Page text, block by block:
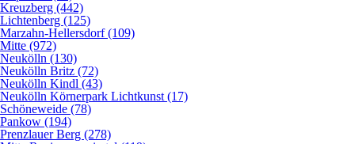
Kreuzberg (442)
Lichtenberg (125)
Marzahn-Hellersdorf (109)
Mitte (972)
Neukölln (130)
Neukölln Britz (72)
Neukölln Kindl (43)
Neukölln Körnerpark Lichtkunst (17)
Schöneweide (78)
Pankow (194)
Prenzlauer Berg (278)